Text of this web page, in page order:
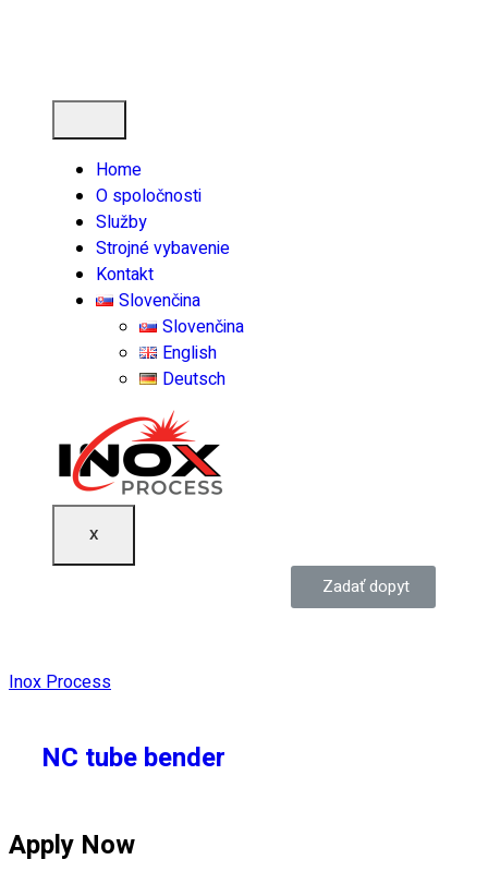
Home
O spoločnosti
Služby
Strojné vybavenie
Kontakt
Slovenčina
Slovenčina
English
Deutsch
X
Zadať dopyt
Inox Process
NC tube bender
Apply Now